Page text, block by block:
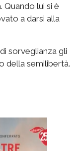
lui si è
a darsi alla
sorveglianza gli
della semilibertà.